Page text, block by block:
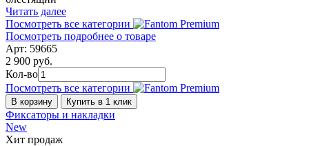
Читать далее
Посмотреть все категории
Посмотреть подробнее о товаре
Арт: 59665
2 900 руб.
Кол-во
Посмотреть все категории
В корзину Купить в 1 клик
Фиксаторы и накладки
New
Хит продаж